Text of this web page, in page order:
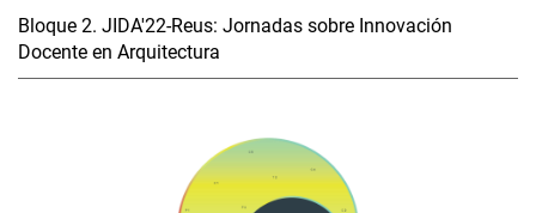
Bloque 2. JIDA'22-Reus: Jornadas sobre Innovación
Docente en Arquitectura